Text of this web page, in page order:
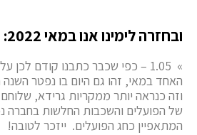
ובחזרה לימינו אנו במאי 2022:
» 1.05 – כפי שכבר כתבנו קודם
האחד במאי, זהו גם היום בו נפטר השנה
וזה כנראה יותר ממקריות גרידא,
של הפועלים והשכבות החלשות בחברה
המתאפיין כחג הפועלים. ייזכר לטובה!